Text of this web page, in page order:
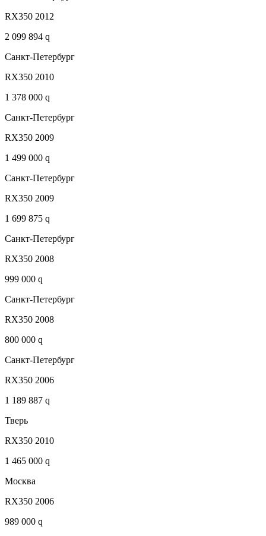
RX350 2012
2 099 894 q
Санкт-Петербург
RX350 2010
1 378 000 q
Санкт-Петербург
RX350 2009
1 499 000 q
Санкт-Петербург
RX350 2009
1 699 875 q
Санкт-Петербург
RX350 2008
999 000 q
Санкт-Петербург
RX350 2008
800 000 q
Санкт-Петербург
RX350 2006
1 189 887 q
Тверь
RX350 2010
1 465 000 q
Москва
RX350 2006
989 000 q